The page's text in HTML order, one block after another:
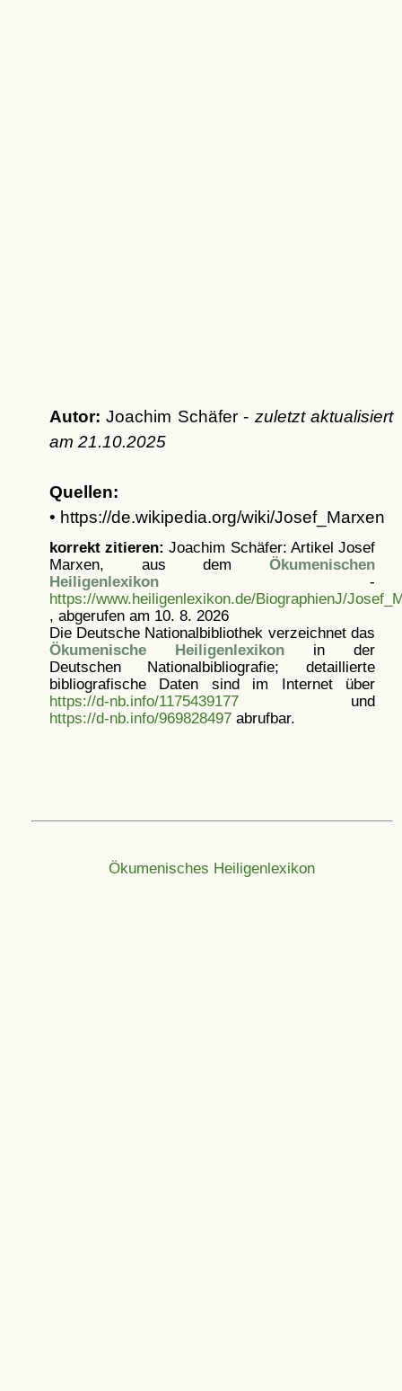
Autor: Joachim Schäfer - zuletzt aktualisiert
am 21.10.2025
Quellen:
• https://de.wikipedia.org/wiki/Josef_Marxen
korrekt zitieren: Joachim Schäfer: ArtikelJosef
Marxen, aus dem Ökumenischen
Heiligenlexikon-
https://www.heiligenlexikon.de/BiographienJ/
, abgerufen am 10. 8. 2026
Die Deutsche Nationalbibliothek verzeichnet das
Ökumenische Heiligenlexikonin der
Deutschen Nationalbibliografie; detaillierte
bibliografische Daten sind im Internet über
https://d-nb.info/1175439177und
https://d-nb.info/969828497abrufbar.
Ökumenisches Heiligenlexikon